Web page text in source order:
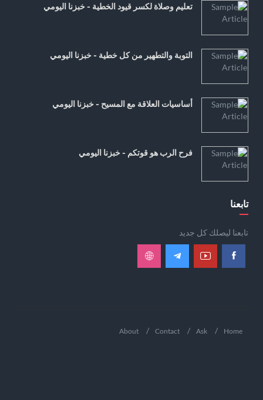
تعليم وصلاة لكسر قيود الخطية - خبزنا اليومي
التوبة والتطهير من كل خطية - خبزنا اليومي
أساسيات العلاقة مع المسيح - خبزنا اليومي
فرح الرب هو قوتكم - خبزنا اليومي
تابعنا
تابعنا ليصلك كل جديد
Home
Ask
Contact
About